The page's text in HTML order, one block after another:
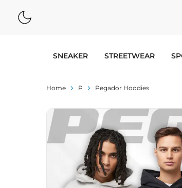
SNEAKER STREETWEAR
Home P Pegador Hoodies